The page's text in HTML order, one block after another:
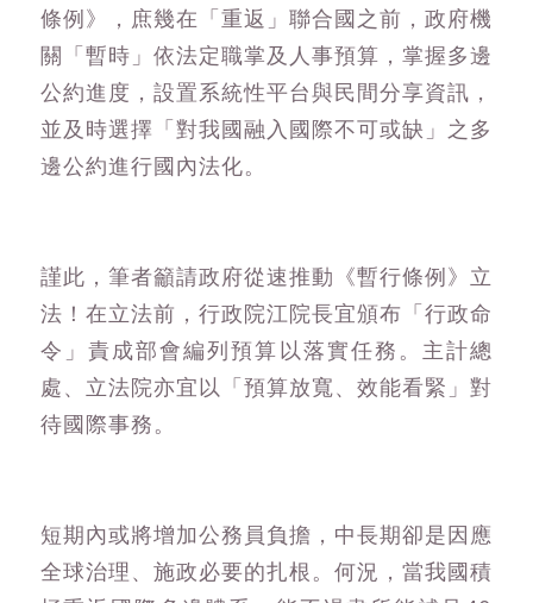
條例》，庶幾在「重返」聯合國之前，政府機
關「暫時」依法定職掌及人事預算，掌握多邊
公約進度，設置系統性平台與民間分享資訊，
並及時選擇「對我國融入國際不可或缺」之多
邊公約進行國內法化。
謹此，筆者籲請政府從速推動《暫行條例》立
法！在立法前，行政院江院長宜頒布「行政命
令」責成部會編列預算以落實任務。主計總
處、立法院亦宜以「預算放寬、效能看緊」對
待國際事務。
短期內或將增加公務員負擔，中長期卻是因應
全球治理、施政必要的扎根。何況，當我國積